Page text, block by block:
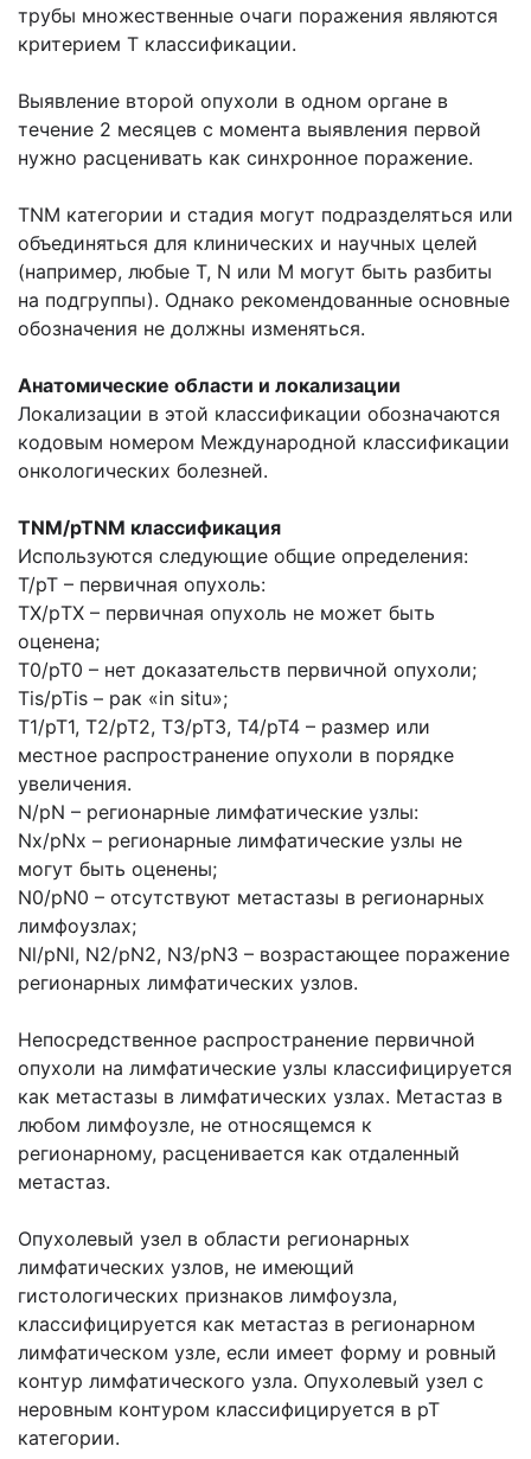
трубы множественные очаги поражения являются
критерием Т классификации.
Выявление второй опухоли в одном органе в
течение 2 месяцев с момента выявления первой
нужно расценивать как синхронное поражение.
TNM категории и стадия могут подразделяться или
объединяться для клинических и научных целей
(например, любые Т, N или М могут быть разбиты
на подгруппы). Однако рекомендованные основные
обозначения не должны изменяться.
Анатомические области и локализации
Локализации в этой классификации обозначаются
кодовым номером Международной классификации
онкологических болезней.
TNM/pTNM классификация
Используются следующие общие определения:
Т/рТ – первичная опухоль:
TX/рTX – первичная опухоль не может быть
оценена;
Т0/рТ0 – нет доказательств первичной опухоли;
Tis/pTis – рак «in situ»;
Т1/рТ1, Т2/рТ2, ТЗ/рТЗ, Т4/рТ4 – размер или
местное распространение опухоли в порядке
увеличения.
N/pN – регионарные лимфатические узлы:
Nx/pNx – регионарные лимфатические узлы не
могут быть оценены;
N0/pN0 – отсутствуют метастазы в регионарных
лимфоузлах;
Nl/pNl, N2/pN2, N3/pN3 – возрастающее поражение
регионарных лимфатических узлов.
Непосредственное распространение первичной
опухоли на лимфатические узлы классифицируется
как метастазы в лимфатических узлах. Метастаз в
любом лимфоузле, не относящемся к
регионарному, расценивается как отдаленный
метастаз.
Опухолевый узел в области регионарных
лимфатических узлов, не имеющий
гистологических признаков лимфоузла,
классифицируется как метастаз в регионарном
лимфатическом узле, если имеет форму и ровный
контур лимфатического узла. Опухолевый узел с
неровным контуром классифицируется в рТ
категории.